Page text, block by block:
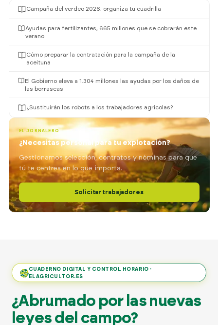
Campaña del verdeo 2026, organiza tu cuadrilla
Ayudas para fertilizantes, 665 millones que se cobrarán este
verano
Cómo preparar la contratación para la campaña de la
aceituna
El Gobierno eleva a 1.304 millones las ayudas por los daños de
las borrascas
¿Sustituirán los robots a los trabajadores agrícolas?
EL JORNALERO
¿Necesitas personal para tu explotación?
Gestionamos selección, contratos y nóminas para que
tú te centres en lo que importa.
Solicitar trabajadores
CUADERNO DIGITAL Y CONTROL HORARIO ·
ELAGRICULTOR.ES
¿Abrumado por las nuevas
leyes del campo?